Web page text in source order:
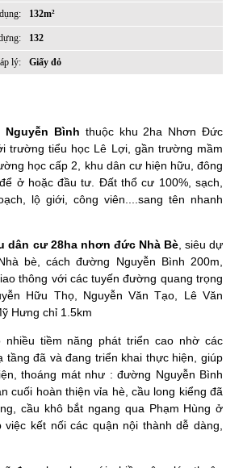
132m²
132
lý: Giấy đỏ
Nguyễn Bình thuộc khu 2ha Nhơn Đức
trường tiểu học Lê Lợi, gần trường mầm
học cấp 2, khu dân cư hiện hữu, đông
ở hoặc đầu tư. Đất thổ cư 100%, sạch,
lộ giới, công viên....sang tên nhanh
dân cư 28ha nhơn đức Nhà Bè, siêu dự
bè, cách đường Nguyễn Bình 200m,
thông với các tuyến đường quang trọng
Hữu Thọ, Nguyễn Văn Tạo, Lê Văn
Hưng chỉ 1.5km
tiềm năng phát triển cao nhờ các
tầng đã và đang triển khai thực hiện, giúp
thoáng mát như : đường Nguyễn Bình
cuối hoàn thiện vỉa hè, cầu long kiểng đã
cầu khô bắt ngang qua Phạm Hùng ở
việc kết nối các quận nội thành dễ dàng,